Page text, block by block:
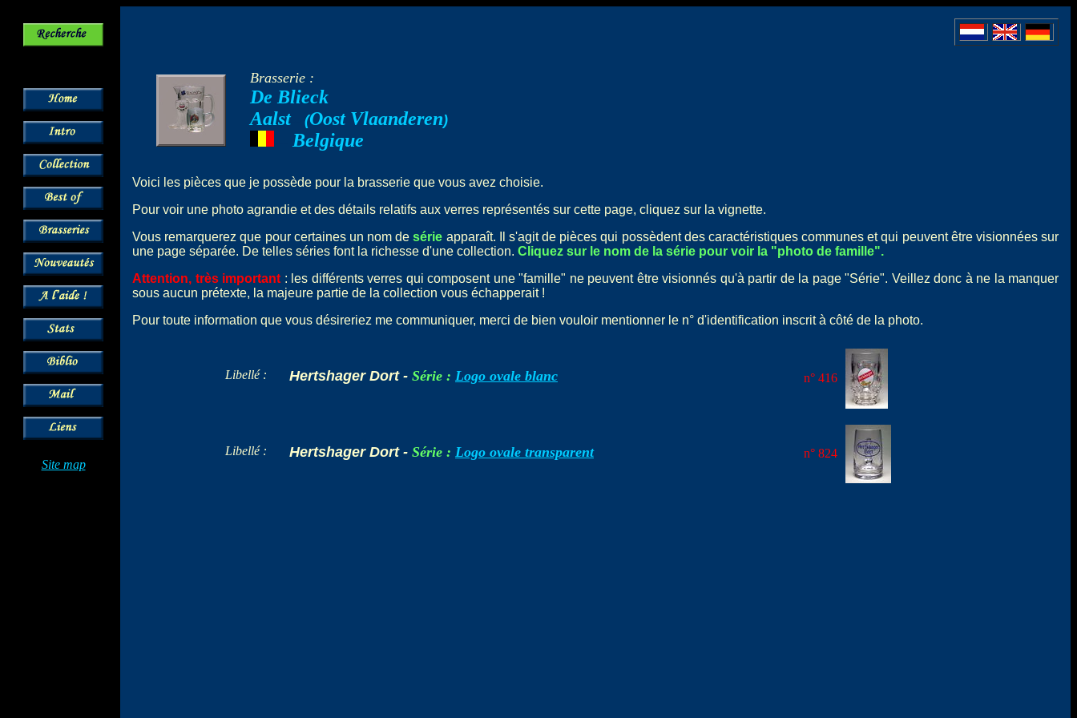
Site map
Brasserie :
De Blieck
Aalst-- (Oost Vlaanderen)
Belgique
Voici les pièces que je possède pour la brasserie que vous avez choisie.
Pour voir une photo agrandie et des détails relatifs aux verres représentés sur cette page, cliquez sur la vignette.
Vous remarquerez que pour certaines un nom desérie apparaît. Il s'agit de pièces qui possèdent des caractéristiques communes et qui peuvent être visionnées sur
une page séparée. De telles séries font la richesse d'une collection. Cliquez sur le nom de la série pour voir la "photo de famille".
Attention, très important : les différents verres qui composent une "famille" ne peuvent être visionnés qu'à partir de la page "Série". Veillez donc à ne la manquer
sous aucun prétexte, la majeure partie de la collection vous échapperait !
Pour toute information que vous désireriez me communiquer, merci de bien vouloir mentionner le n° d'identification inscrit à côté de la photo.
Libellé : Hertshager Dort - Série : Logo ovale blanc n° 416
Libellé : Hertshager Dort - Série : Logo ovale transparent n° 824